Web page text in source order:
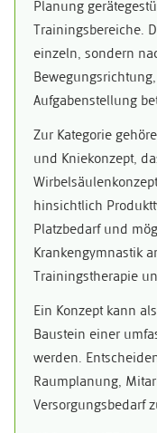
Planung
Trainingsbereiche.
einzeln, sondern
Aufgabenstellung
Zur Kategorie
und Kniekonzept,
hinsichtlich
Platzbedarf und
Krankengymnastik
Trainingstherapie
Ein Konzept kann
Baustein einer
werden.
Raumplanung,
Versorgungsbedarf